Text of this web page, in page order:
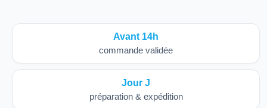
Avant 14h
commande validée
Jour J
préparation & expédition